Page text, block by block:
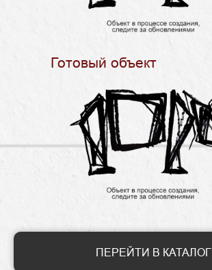
Готовый объект
ПЕРЕЙТИ В КАТАЛОГ